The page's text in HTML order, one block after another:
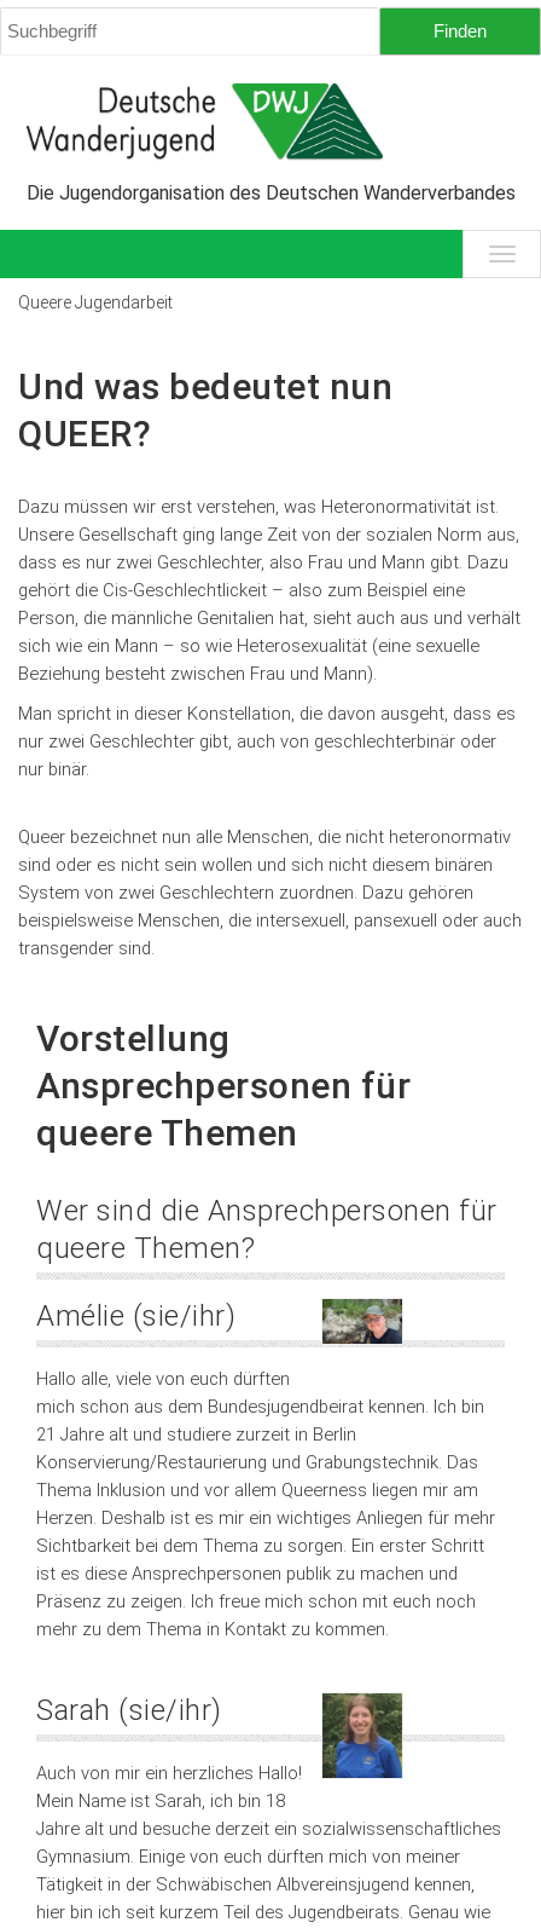
Die Jugendorganisation des Deutschen Wanderverbandes
Queere Jugendarbeit
Und was bedeutet nun
QUEER?
Dazu müssen wir erst verstehen, was Heteronormativität ist.
Unsere Gesellschaft ging lange Zeit von der sozialen Norm aus,
dass es nur zwei Geschlechter, also Frau und Mann gibt. Dazu
gehört die Cis-Geschlechtlickeit – also zum Beispiel eine
Person, die männliche Genitalien hat, sieht auch aus und verhält
sich wie ein Mann – so wie Heterosexualität (eine sexuelle
Beziehung besteht zwischen Frau und Mann).
Man spricht in dieser Konstellation, die davon ausgeht, dass es
nur zwei Geschlechter gibt, auch von geschlechterbinär oder
nur binär.
Queer bezeichnet nun alle Menschen, die nicht heteronormativ
sind oder es nicht sein wollen und sich nicht diesem binären
System von zwei Geschlechtern zuordnen. Dazu gehören
beispielsweise Menschen, die intersexuell, pansexuell oder auch
transgender sind.
Vorstellung
Ansprechpersonen für
queere Themen
Wer sind die Ansprechpersonen für
queere Themen?
Amélie (sie/ihr)
Hallo alle, viele von euch dürften
mich schon aus dem Bundesjugendbeirat kennen. Ich bin
21 Jahre alt und studiere zurzeit in Berlin
Konservierung/Restaurierung und Grabungstechnik. Das
Thema Inklusion und vor allem Queerness liegen mir am
Herzen. Deshalb ist es mir ein wichtiges Anliegen für mehr
Sichtbarkeit bei dem Thema zu sorgen. Ein erster Schritt
ist es diese Ansprechpersonen publik zu machen und
Präsenz zu zeigen. Ich freue mich schon mit euch noch
mehr zu dem Thema in Kontakt zu kommen.
Sarah (sie/ihr)
Auch von mir ein herzliches Hallo!
Mein Name ist Sarah, ich bin 18
Jahre alt und besuche derzeit ein sozialwissenschaftliches
Gymnasium. Einige von euch dürften mich von meiner
Tätigkeit in der Schwäbischen Albvereinsjugend kennen,
hier bin ich seit kurzem Teil des Jugendbeirats. Genau wie